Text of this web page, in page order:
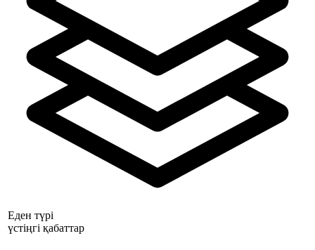
Еден түрі
үстіңгі қабаттар